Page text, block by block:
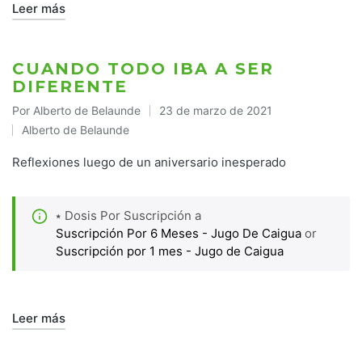
Leer más
CUANDO TODO IBA A SER
DIFERENTE
Publicado
por
Por Alberto de Belaunde 23 de marzo de 2021
Publicado
en
Alberto de Belaunde
Reflexiones luego de un aniversario inesperado
⭑ Dosis Por Suscripción a
Suscripción Por 6 Meses - Jugo De Caigua or
Suscripción por 1 mes - Jugo de Caigua
Leer más